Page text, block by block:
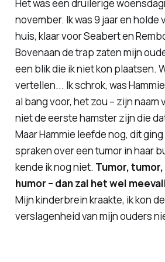
Het was een druilerige
november. Ik was 9 jaar en holde
huis, klaar voor Seabert en
Bovenaan de trap zaten mijn
een blik die ik niet kon plaatsen.
vertellen... Ik schrok, was
al bang voor, het zou – zijn naam
niet de eerste hamster zijn die
Maar Hammie leefde nog, dit
spraken over een tumor in haar
kende ik nog niet. Tumor,
humor – dan zal het wel
Mijn kinderbrein kraakte, ik kon
verslagenheid van mijn ouders